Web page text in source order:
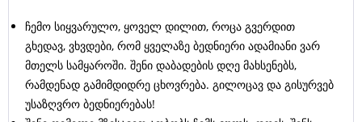
ჩემო სიყვარულო, ყოველ დილით, როცა გვერდით
გხედავ, ვხვდები, რომ ყველაზე ბედნიერი ადამიანი ვარ
მთელს სამყაროში. შენი დაბადების დღე მახსენებს,
რამდენად გამიმდიდრე ცხოვრება. გილოცავ და გისურვებ
უსაზღვრო ბედნიერებას!